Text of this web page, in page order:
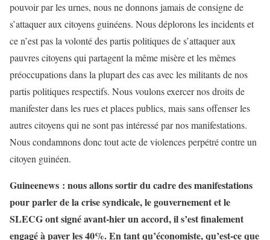
pouvoir par les urnes, nous ne donnons jamais de consigne de
s’attaquer aux citoyens guinéens. Nous déplorons les incidents et
ce n’est pas la volonté des partis politiques de s’attaquer aux
pauvres citoyens qui partagent la même misère et les mêmes
préoccupations dans la plupart des cas avec les militants de nos
partis politiques respectifs. Nous voulons exercer nos droits de
manifester dans les rues et places publics, mais sans offenser les
autres citoyens qui ne sont pas intéressé par nos manifestations.
Nous condamnons donc tout acte de violences perpétré contre un
citoyen guinéen.
Guineenews : nous allons sortir du cadre des manifestations
pour parler de la crise syndicale, le gouvernement et le
SLECG ont signé avant-hier un accord, il s’est finalement
engagé à payer les 40%. En tant qu’économiste, qu’est-ce que